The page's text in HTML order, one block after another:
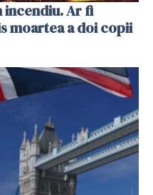
incendiu. Ar fi
moartea a doi copii